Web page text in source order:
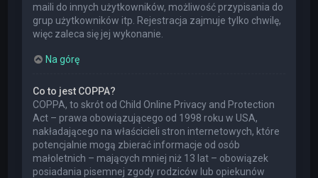
maili do innych użytkowników, możliwość przypisania do
grup użytkowników itp. Rejestracja zajmuje tylko chwilę,
więc zaleca się jej wykonanie.
Na górę
Co to jest COPPA?
COPPA, to skrót od Child Online Privacy and Protection
Act – prawa obowiązującego od 1998 roku w USA,
nakładającego na właścicieli stron internetowych, które
potencjalnie mogą zbierać informacje od osób
małoletnich – mających mniej niż 13 lat – obowiązek
posiadania pisemnej zgody rodziców lub opiekunów